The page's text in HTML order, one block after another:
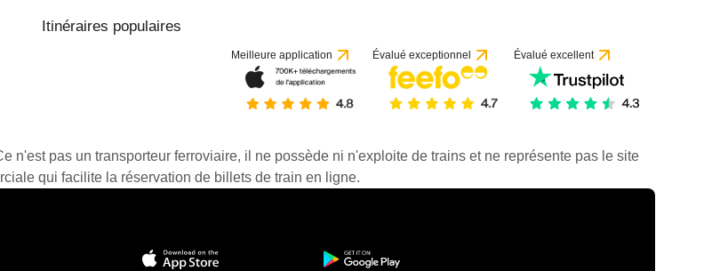
Itinéraires populaires
Meilleure application Évalué exceptionnel Évalué excellent
n'est pas un transporteur ferroviaire, il ne possède ni n'exploite de trains et ne représente pas le site
qui facilite la réservation de billets de train en ligne.